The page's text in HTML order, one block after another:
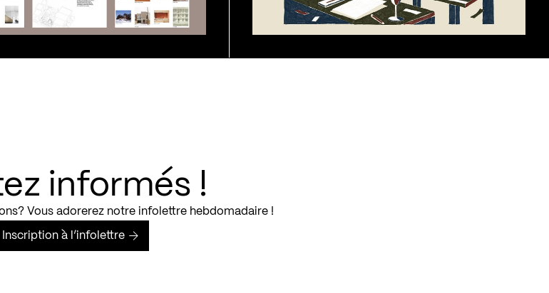
informés !
Vous adorerez notre infolettre hebdomadaire !
Inscription à l’infolettre